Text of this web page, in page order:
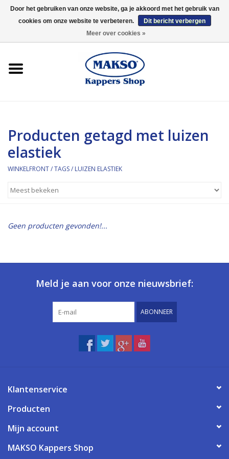
0 Artikelen - €0,00
Kaaral
360
Merken
Merken
Producten getagd met luizen
elastiek
WINKELFRONT/TAGS/ LUIZEN ELASTIEK
Geen producten gevonden!...
Meld je aan voor onze nieuwsbrief:
ABONNEER
Klantenservice
Producten
Mijn account
MAKSO Kappers Shop
Door het gebruiken van onze website, ga je akkoord met het gebruik van
cookies om onze website te verbeteren.
Dit bericht verbergen
Meer over cookies »